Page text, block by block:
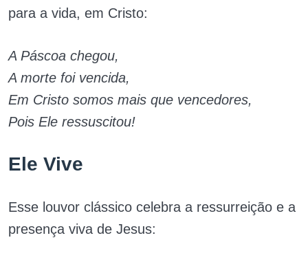
para a vida, em Cristo:
A Páscoa chegou,
A morte foi vencida,
Em Cristo somos mais que vencedores,
Pois Ele ressuscitou!
Ele Vive
Esse louvor clássico celebra a ressurreição e a
presença viva de Jesus: